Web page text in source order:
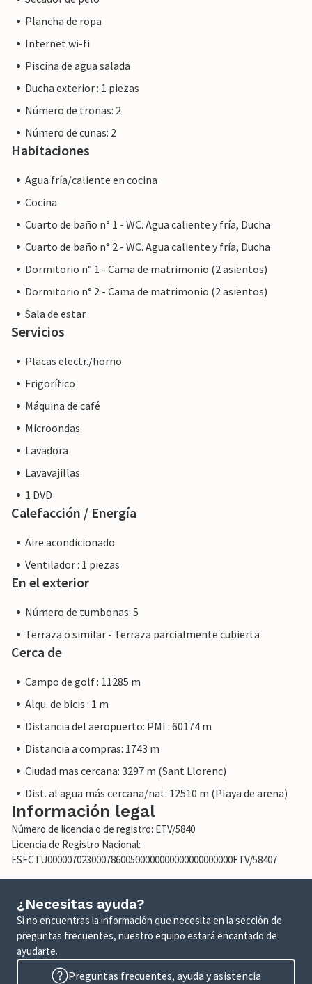
orígenes se remontan a la cultura del Talaiot: una joya de
la historia balear. Le deseamos unas vacaciones llenas de
acontecimientos, variedad y armonía en la hermosa Villa
bar en la piscina, está situada cerca del acogedor pueblo
de Sant Llorenc, al este de la isla. Aquí puede hacer sus
compras diarias y los jueves hay un colorido mercado
semanal. Las ciudades más grandes como Manacor o la
hermosas playas de arena de la región de Calas de Mallorca
sólo dos ejemplos.
Nota: Esta propiedad está gestionada por un propietario
privado, no por una empresa o un comerciante. Esto
significa que es posible que no se aplique la legislación de la
seguro de que le proporcionaremos el mismo nivel de
servicio al cliente y su estancia no será diferente a reservar
Plancha de ropa
Internet wi-fi
Piscina de agua salada
Ducha exterior : 1 piezas
Número de tronas: 2
Número de cunas: 2
Habitaciones
Agua fría/caliente en cocina
Cocina
Cuarto de baño n° 1 - WC. Agua caliente y fría, Ducha
Cuarto de baño n° 2 - WC. Agua caliente y fría, Ducha
Dormitorio n° 1 - Cama de matrimonio (2 asientos)
Dormitorio n° 2 - Cama de matrimonio (2 asientos)
Sala de estar
Servicios
Placas electr./horno
Frigorífico
Máquina de café
Microondas
Lavadora
Lavavajillas
1 DVD
Calefacción / Energía
Aire acondicionado
Ventilador : 1 piezas
En el exterior
Número de tumbonas: 5
Terraza o similar - Terraza parcialmente cubierta
Cerca de
Campo de golf : 11285 m
Alqu. de bicis : 1 m
Distancia del aeropuerto: PMI : 60174 m
Distancia a compras: 1743 m
Ciudad mas cercana: 3297 m (Sant Llorenc)
Dist. al agua más cercana/nat: 12510 m (Playa de arena)
Información legal
Número de licencia o de registro: ETV/5840
Licencia de Registro Nacional:
ESFCTU00000702300078600500000000000000000000ETV/58407
¿Necesitas ayuda?
Si no encuentras la información que necesita en la sección de
preguntas frecuentes, nuestro equipo estará encantado de
ayudarte.
Preguntas frecuentes, ayuda y asistencia